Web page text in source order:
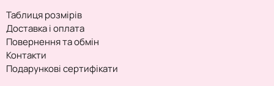
Таблиця розмірів
Доставка і оплата
Повернення та обмін
Контакти
Подарункові сертифікати